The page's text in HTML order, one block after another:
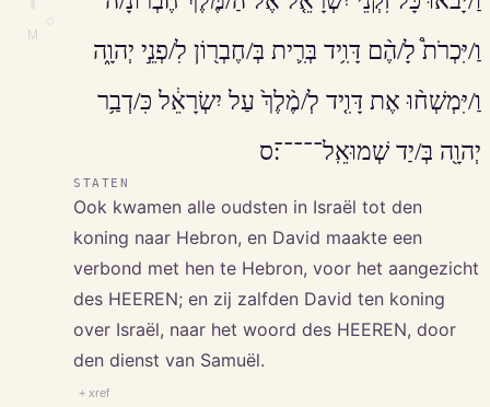
M
וַ/יִּכְרֹת֩ לָ/הֶ֨ם דָּוִ֥יד בְּרִ֛ית בְּ/חֶבְר֖וֹן לִ/פְנֵ֣י יְהוָ֑ה
וַ/יִּמְשְׁח֨וּ אֶת דָּוִ֤יד לְ/מֶ֨לֶךְ֙ עַל יִשְׂרָאֵ֔ל כִּ/דְבַ֥ר
יְהוָ֖ה בְּ/יַד שְׁמוּאֵֽל־־־־־׃ס
STATEN
Ook kwamen alle oudsten in Israël tot den
koning naar Hebron, en David maakte een
verbond met hen te Hebron, voor het aangezicht
des HEEREN; en zij zalfden David ten koning
over Israël, naar het woord des HEEREN, door
den dienst van Samuël.
+ xref